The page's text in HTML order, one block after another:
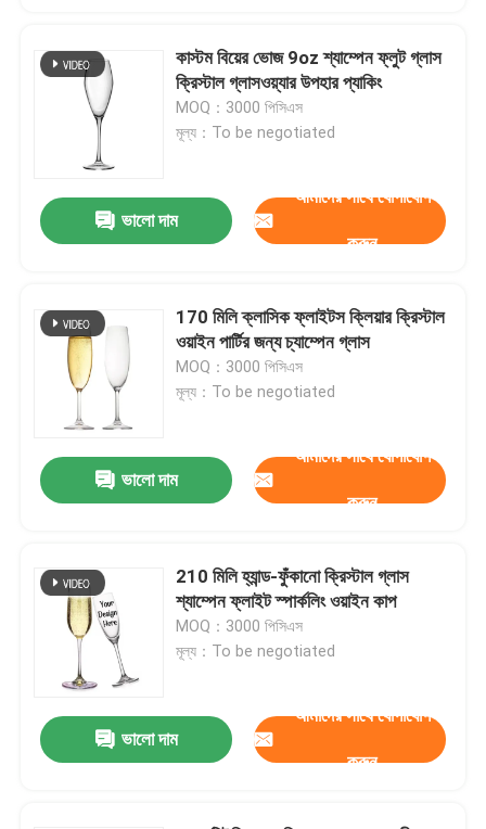
আমাদের সাথে যোগাযোগ করুন
উদ্ধৃতির জন্য আবেদন
কাচের বোতল
গ্লাস কাপ
জার বোতল ক্যাপ
গৃহস্থালি গ্লাসওয়্যার
কাস্টম বিয়ের ভোজ 9oz শ্যাম্পেন ফ্লুট গ্লাস
ক্রিস্টাল গ্লাসওয়্যার উপহার প্যাকিং
MOQ：3000 পিসিএস
মূল্য：To be negotiated
ভালো দাম
আমাদের সাথে যোগাযোগ
করুন
170 মিলি ক্লাসিক ফ্লাইটস ক্লিয়ার ক্রিস্টাল
ওয়াইন পার্টির জন্য চ্যাম্পেন গ্লাস
MOQ：3000 পিসিএস
মূল্য：To be negotiated
ভালো দাম
আমাদের সাথে যোগাযোগ
করুন
210 মিলি হ্যান্ড-ফুঁকানো ক্রিস্টাল গ্লাস
শ্যাম্পেন ফ্লাইট স্পার্কলিং ওয়াইন কাপ
MOQ：3000 পিসিএস
মূল্য：To be negotiated
ভালো দাম
আমাদের সাথে যোগাযোগ
করুন